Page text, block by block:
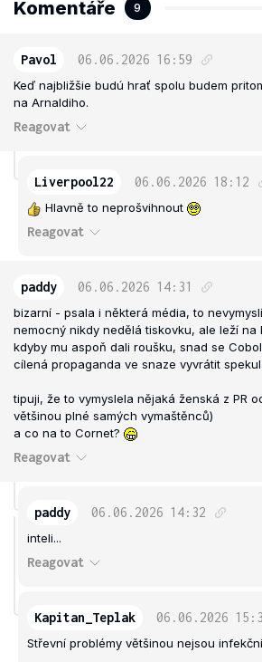
Komentáře 9
Pavol 06.06.2026 16:59
Keď najbližšie budú hrať spolu budem
na Arnaldiho.
Reagovat
Liverpool22 06.06.2026 18:12
Hlavně to neprošvihnout
Reagovat
paddy 06.06.2026 14:31
bizarní - psala i některá média, to
nemocný nikdy nedělá tiskovku, ale leží na
kdyby mu aspoň dali roušku, snad se
cílená propaganda ve snaze vyvrátit
tipuji, že to vymyslela nějaká ženská z PR
většinou plné samých vymaštěnců)
a co na to Cornet?
Reagovat
paddy 06.06.2026 14:32
inteli...
Reagovat
Kapitan_Teplak 06.06.2026
Střevní problémy většinou nejsou